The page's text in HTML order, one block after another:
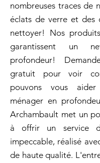
nombreuses traces de
éclats de verre et des
nettoyer! Nos
garantissent un
profondeur!
gratuit pour voir
pouvons vous
ménager en
Archambault met un
à offrir un service
impeccable, réalisé
de haute qualité.